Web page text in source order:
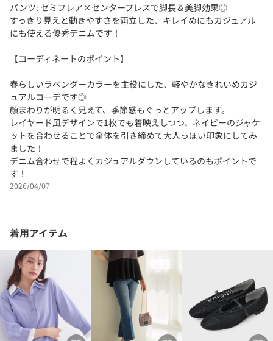
パンツ: セミフレア×センタープレスで脚長＆美脚効果◎
すっきり見えと動きやすさを両立した、キレイめにもカジュアル
にも使える優秀デニムです！
【コーディネートのポイント】
春らしいラベンダーカラーを主役にした、軽やかなきれいめカジ
ュアルコーデです◎
顔まわりが明るく見えて、季節感もぐっとアップします。
レイヤード風デザインで1枚でも着映えしつつ、ネイビーのジャケ
ットを合わせることで全体を引き締めて大人っぽい印象にしてみ
ました！
デニム合わせで程よくカジュアルダウンしているのもポイントで
す！
2026/04/07
着用アイテム